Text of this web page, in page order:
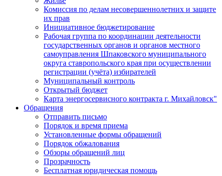
Комиссия по делам несовершеннолетних и защите
их прав
Инициативное бюджетирование
Рабочая группа по координации деятельности
государственных органов и органов местного
самоуправления Шпаковского муниципального
округа ставропольского края при осуществлении
регистрации (учёта) избирателей
Муниципальный контроль
Открытый бюджет
Карта энергосервисного контракта г. Михайловск"
Обращения
Отправить письмо
Порядок и время приема
Установленные формы обращений
Порядок обжалования
Обзоры обращений лиц
Прозрачность
Бесплатная юридическая помощь